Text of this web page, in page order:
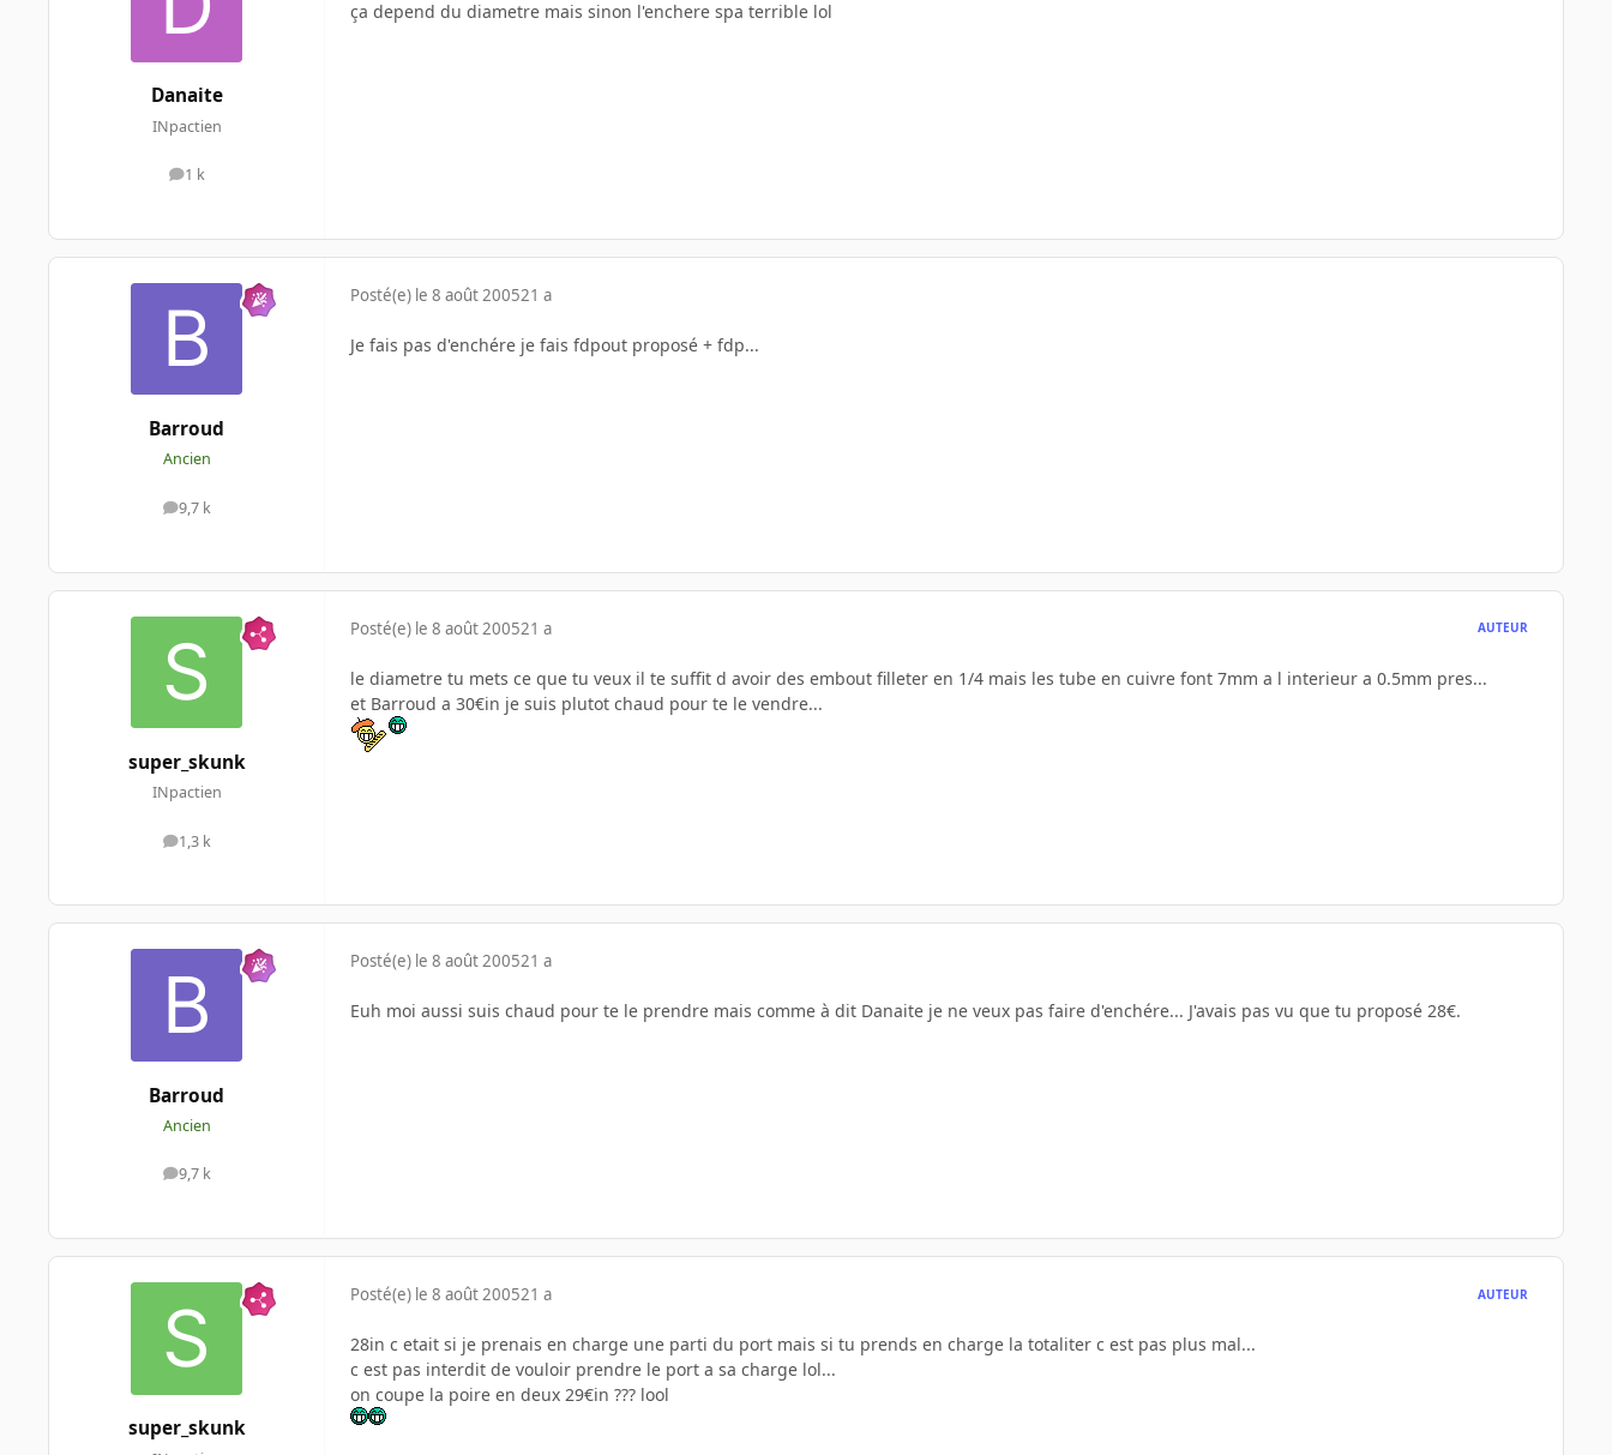
Danaite
INpactien
1 k
messages
ça depend du diametre mais sinon l'enchere spa terrible lol
Barroud
Ancien
9,7 k
messages
Posté(e) le 8 août 200521 a
Je fais pas d'enchére je fais fdpout proposé + fdp...
super_skunk
INpactien
1,3 k
messages
Posté(e) le 8 août 200521 a AUTEUR
le diametre tu mets ce que tu veux il te suffit d avoir des embout filleter en 1/4 mais les tube en cuivre font 7mm a l interieur a 0.5mm pres...
et Barroud a 30€in je suis plutot chaud pour te le vendre...
Barroud
Ancien
9,7 k
messages
Posté(e) le 8 août 200521 a
Euh moi aussi suis chaud pour te le prendre mais comme à dit Danaite je ne veux pas faire d'enchére... J'avais pas vu que tu proposé 28€.
super_skunk
Posté(e) le 8 août 200521 a AUTEUR
28in c etait si je prenais en charge une parti du port mais si tu prends en charge la totaliter c est pas plus mal...
c est pas interdit de vouloir prendre le port a sa charge lol...
on coupe la poire en deux 29€in ??? lool